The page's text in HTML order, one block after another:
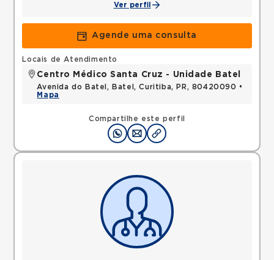
Ver perfil
Agende uma consulta
Compartilhe este perfil
Locais de Atendimento
Centro Médico Santa Cruz - Unidade Batel
Avenida do Batel, Batel, Curitiba, PR, 80420090 •
Mapa